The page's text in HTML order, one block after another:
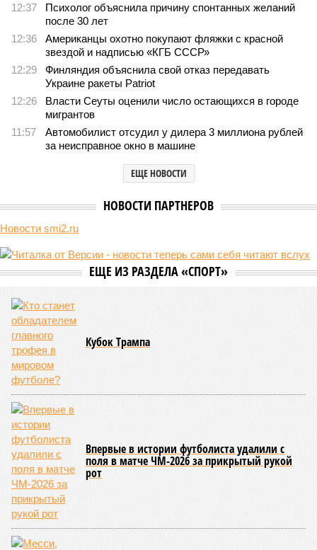
Монополия вкладывалась-вкладывалась в Армению и
довкладывалась
1707
РЖД против своей страны
(фото: Deep Vision)
Премьер закавказской республики Никол Пашинян заявил, что
его страна может потребовать у Москвы до 2 млрд долларов
ежегодно за аренду Южно-Кавказской железной дороги (ЮКЖД).
причём исключительно за российский счёт. И в
складывающейся ситуации, кажется, больше вопросов не к
По мнениюПашиняна
выходящего. Дескать, Ереван считает транспортную сеть
своей собственностью и теперь намерен просить за аренду
«железки» означенную сумму. При этом, как отмечают
эксперты, армянская сторона, выставляя этот счёт, не
раскрыла методику его калькуляции, то есть, получается,
взяла цифры с потолка. Отдельно стоит отметить, что
заключённый в 2008 году между Арменией и ОАО «РЖД»
концессионный договор, согласно которому российская
компания получила в управление «железку» республики до
2038-го, вероятно, вовсе не предусматривает такой
постановки вопроса.
Неудивительно, что гендиректор РЖД
реагируя на словесные интервенции Пашиняна, выступил
со словно растерянно-обиженным комментарием. И,
кажется, стало только хуже. Как отметил менеджер, ЮКЖД